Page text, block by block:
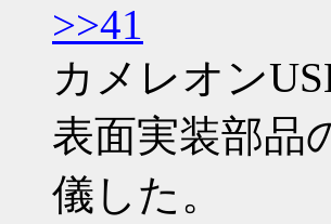
>>41
カメレオン
表面実装部品
儀した。